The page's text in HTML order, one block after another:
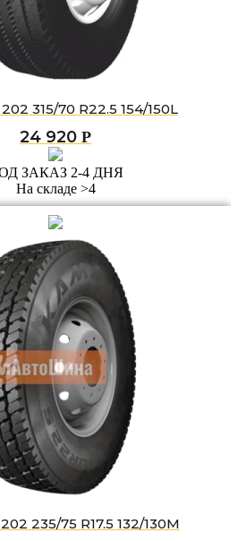
315/70 R22.5 154/150L
24 920 Р
ЗАКАЗ 2-4 ДНЯ
На складе >4
235/75 R17.5 132/130M